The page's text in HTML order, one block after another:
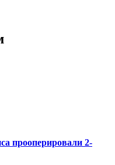
прооперировали 2-